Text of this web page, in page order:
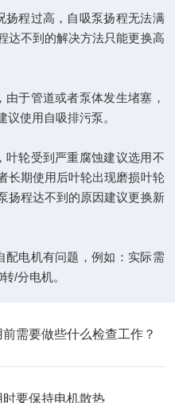
程过高，自吸泵扬程无法满
达不到的解决方法只能更换高
于管道或者泵体发生堵塞，
使用自吸排污泵。
轮受到严重腐蚀建议选用不
长期使用后叶轮出现磨损叶轮
扬程达不到的原因建议更换新
电机有问题，例如：实际需
/分电机。
需要做些什么检查工作？
要保持电机散热